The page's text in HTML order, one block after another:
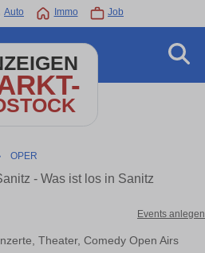
Auto Immo Job
OPER
- Was ist los in Sanitz
Events anlegen
Theater, Comedy Open Airs